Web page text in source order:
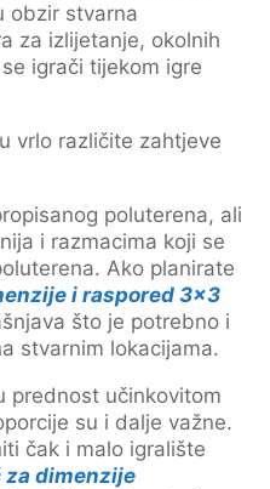
obzir stvarna
za izlijetanje, okolnih
igrači tijekom igre
vrlo različite zahtjeve
poluterena, ali
i razmacima koji se
Ako planirate
i raspored 3×3
što je potrebno i
stvarnim lokacijama.
prednost učinkovitom
su i dalje važne.
čak i malo igralište
za dimenzije